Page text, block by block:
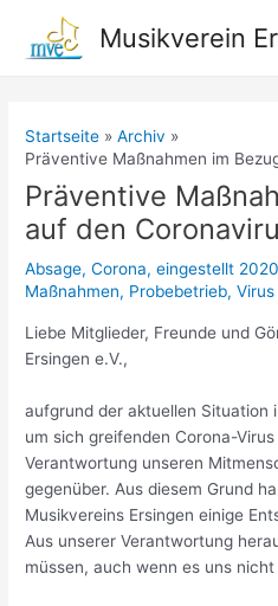
springen
Musikverein
Startseite
Archiv
Präventive Maßnahmen im
Präventive
auf den
Absage,Corona,eingestellt 2020
Maßnahmen, Probebetrieb,Virus
Liebe Mitglieder, Freunde und
Ersingen e.V.,
aufgrund der aktuellen Situation
um sich greifenden Corona-
Verantwortung unseren
gegenüber. Aus diesem Grund
Musikvereins Ersingen einige
Aus unserer Verantwortung
müssen, auch wenn es uns